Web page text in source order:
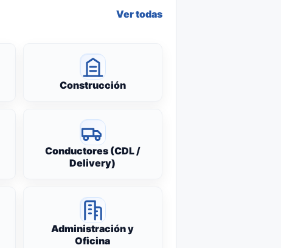
Ver todas
Construcción
Conductores (CDL /
Delivery)
Administración y
Oficina